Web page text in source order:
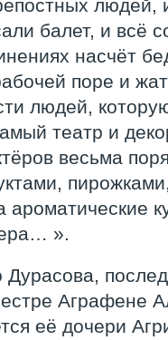
балет, и всё
насчёт
поре и
людей,
театр и
весьма
».
Дурасова,
Аграфене
её дочери